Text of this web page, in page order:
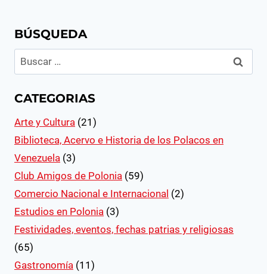
BÚSQUEDA
Buscar:
CATEGORIAS
Arte y Cultura (21)
Biblioteca, Acervo e Historia de los Polacos en
Venezuela (3)
Club Amigos de Polonia (59)
Comercio Nacional e Internacional (2)
Estudios en Polonia (3)
Festividades, eventos, fechas patrias y religiosas
(65)
Gastronomía (11)